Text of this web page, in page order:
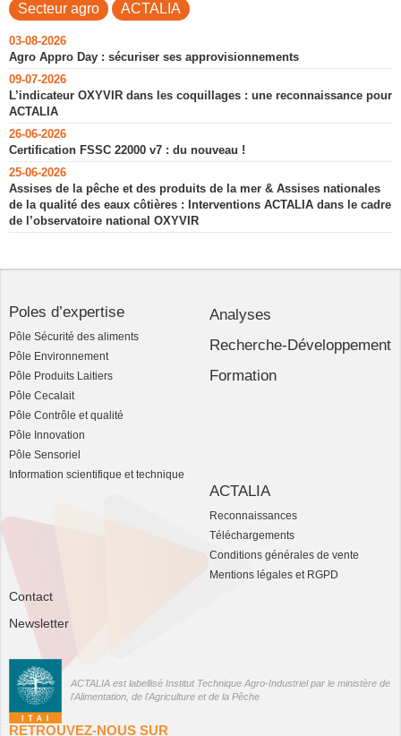
Secteur agro ACTALIA
03-08-2026
Agro Appro Day : sécuriser ses approvisionnements
09-07-2026
L’indicateur OXYVIR dans les coquillages : une reconnaissance pour
ACTALIA
26-06-2026
Certification FSSC 22000 v7 : du nouveau !
25-06-2026
Assises de la pêche et des produits de la mer & Assises nationales
de la qualité des eaux côtières : Interventions ACTALIA dans le cadre
de l’observatoire national OXYVIR
Poles d’expertise
Pôle Sécurité des aliments
Pôle Environnement
Pôle Produits Laitiers
Pôle Cecalait
Pôle Contrôle et qualité
Pôle Innovation
Pôle Sensoriel
Information scientifique et technique
Analyses
Recherche-Développement
Formation
ACTALIA
Reconnaissances
Téléchargements
Conditions générales de vente
Mentions légales et RGPD
Contact
Newsletter
ACTALIA est labellisé Institut Technique Agro-Industriel par le ministère de
l'Alimentation, de l'Agriculture et de la Pêche
RETROUVEZ-NOUS SUR